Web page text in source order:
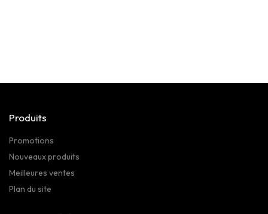
Produits
Promotions
Nouveaux produits
Meilleures ventes
Plan du site